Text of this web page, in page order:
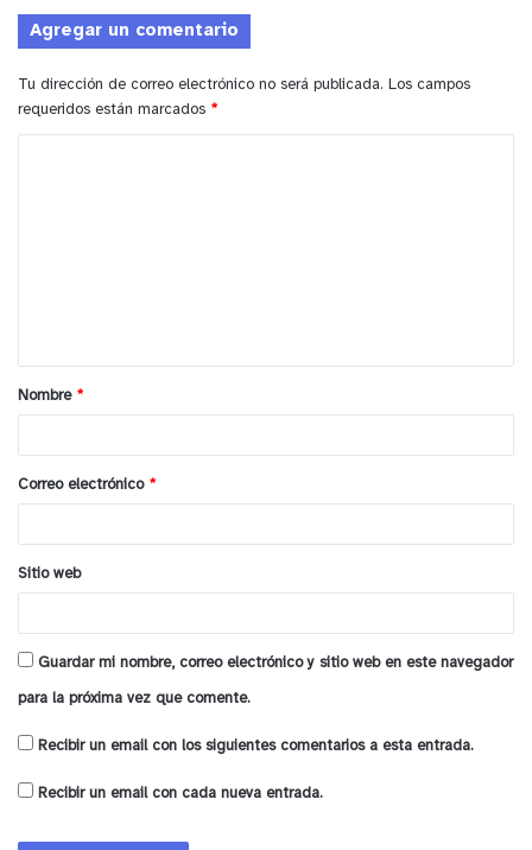
Agregar un comentario
Tu dirección de correo electrónico no será publicada. Los campos
requeridos están marcados *
a
r
*
Nombre *
Correo electrónico *
Sitio web
Guardar mi nombre, correo electrónico y sitio web en este navegador
para la próxima vez que comente.
Recibir un email con los siguientes comentarios a esta entrada.
Recibir un email con cada nueva entrada.